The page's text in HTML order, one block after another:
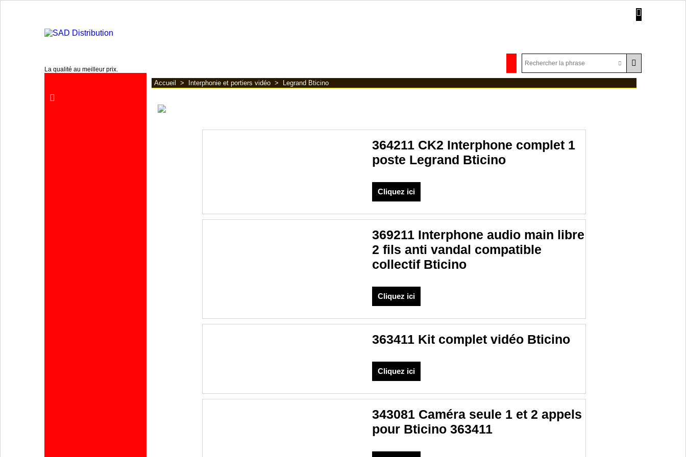
La qualité au meilleur prix.
Accueil > Interphonie et portiers vidéo > Legrand Bticino
364211 CK2 Interphone complet 1
poste Legrand Bticino
Cliquez ici
369211 Interphone audio main libre
2 fils anti vandal compatible
collectif Bticino
Cliquez ici
363411 Kit complet vidéo Bticino
Cliquez ici
343081 Caméra seule 1 et 2 appels
pour Bticino 363411